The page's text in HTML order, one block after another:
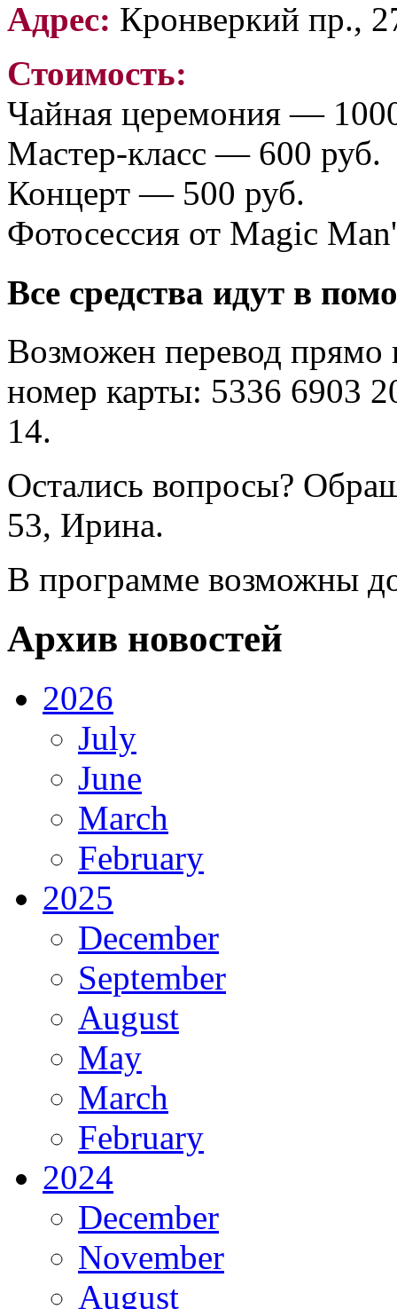
Адрес: Кронверкий пр.,
Стоимость:
Чайная церемония —
Мастер-класс — 600 руб.
Концерт — 500 руб.
Фотосессия от Magic
Все средства идут в
Возможен перевод
номер карты: 5336 6903
14.
Остались вопросы?
53, Ирина.
В программе возможны
Архив новостей
2026
July
June
March
February
2025
December
September
August
May
March
February
2024
December
November
August